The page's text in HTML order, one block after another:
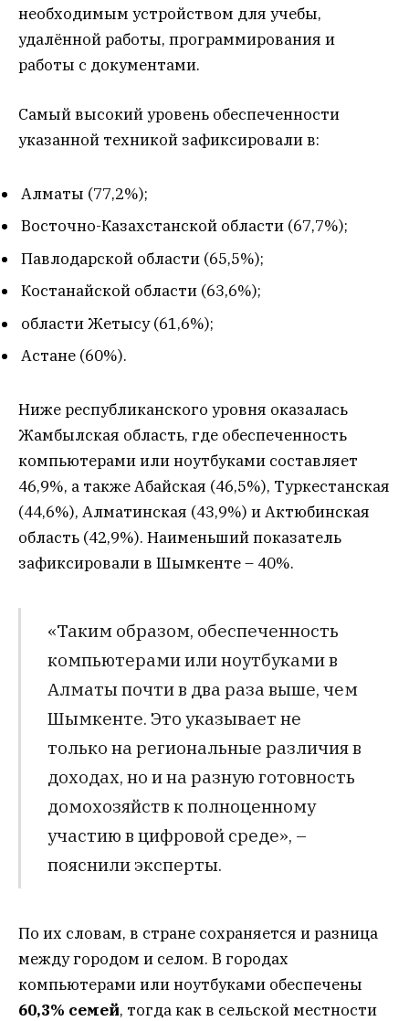
необходимым устройством для учебы,
удалённой работы, программирования и
работы с документами.
Самый высокий уровень обеспеченности
указанной техникой зафиксировали в:
Алматы (77,2%);
Восточно-Казахстанской области (67,7%);
Павлодарской области (65,5%);
Костанайской области (63,6%);
области Жетысу (61,6%);
Астане (60%).
Ниже республиканского уровня оказалась
Жамбылская область, где обеспеченность
компьютерами или ноутбуками составляет
46,9%, а также Абайская (46,5%), Туркестанская
(44,6%), Алматинская (43,9%) и Актюбинская
область (42,9%). Наименьший показатель
зафиксировали в Шымкенте – 40%.
«Таким образом, обеспеченность
компьютерами или ноутбуками в
Алматы почти в два раза выше, чем
Шымкенте. Это указывает не
только на региональные различия в
доходах, но и на разную готовность
домохозяйств к полноценному
участию в цифровой среде», –
пояснили эксперты.
По их словам, в стране сохраняется и разница
между городом и селом. В городах
компьютерами или ноутбуками обеспечены
60,3% семей, тогда как в сельской местности